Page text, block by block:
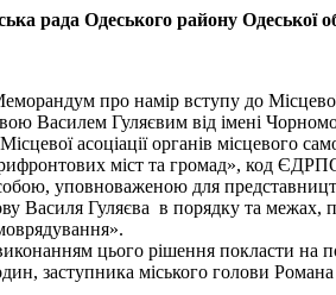
рада Одеського району Одеської
про намір вступу до
Василем Гуляєвим від імені
асоціації органів місцевого
міст та громад», код
уповноваженою для
Василя Гуляєва в порядку та межах,
цього рішення покласти на
заступника міського голови